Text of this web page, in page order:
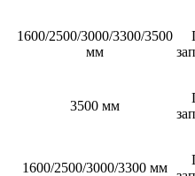
1600/2500/3000/3300/3500
мм
3500 мм
1600/2500/3000/3300 мм